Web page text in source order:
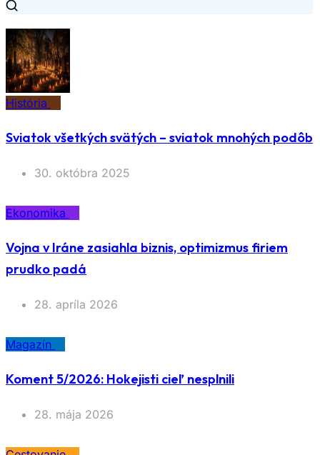
História
Sviatok všetkých svätých – sviatok mnohých podôb
30. októbra 2025
Ekonomika
Vojna v Iráne zasiahla biznis, optimizmus firiem
prudko padá
28. apríla 2026
Magazín
Koment 5/2026: Hokejisti cieľ nesplnili
28. mája 2026